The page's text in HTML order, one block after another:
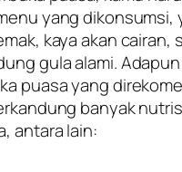
yang dikonsumsi,
kaya akan cairan,
gula alami.
puasa yang
banyak
antara lain: